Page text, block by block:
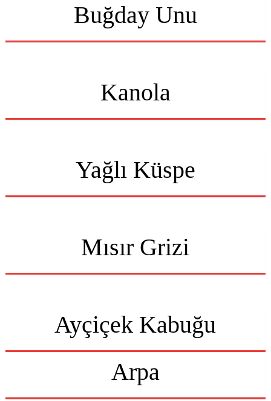
Buğday Unu
Kanola
Yağlı Küspe
Mısır Grizi
Ayçiçek Kabuğu
Arpa